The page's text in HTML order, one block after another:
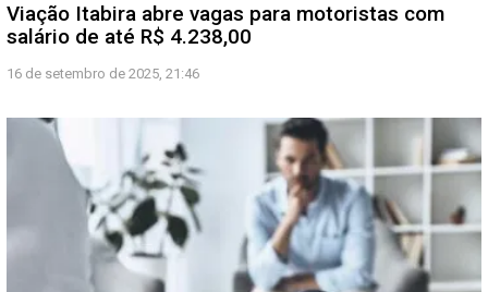
Viação Itabira abre vagas para motoristas com
salário de até R$ 4.238,00
16 de setembro de 2025, 21:46